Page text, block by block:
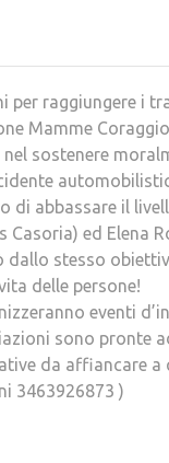
per raggiungere i
Mamme
sostenere
di abbassare il
ed Elena
stesso
delle persone!
eventi
sono pronte
da affiancare a
3463926873 )